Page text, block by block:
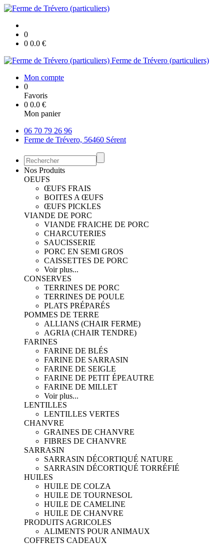
0
0 0.0 €
Ferme de Trévero (particuliers)
Mon compte
0
Favoris
0 0.0 €
Mon panier
06 70 79 26 96
Ferme de Trévero, 56460 Sérent
Nos Produits
OEUFS
ŒUFS FRAIS
BOITES A ŒUFS
ŒUFS PICKLES
VIANDE DE PORC
VIANDE FRAICHE DE PORC
CHARCUTERIES
SAUCISSERIE
PORC EN SEMI GROS
CAISSETTES DE PORC
Voir plus...
CONSERVES
TERRINES DE PORC
TERRINES DE POULE
PLATS PRÉPARÉS
POMMES DE TERRE
ALLIANS (CHAIR FERME)
AGRIA (CHAIR TENDRE)
FARINES
FARINE DE BLÉS
FARINE DE SARRASIN
FARINE DE SEIGLE
FARINE DE PETIT ÉPEAUTRE
FARINE DE MILLET
Voir plus...
LENTILLES
LENTILLES VERTES
CHANVRE
GRAINES DE CHANVRE
FIBRES DE CHANVRE
SARRASIN
SARRASIN DÉCORTIQUÉ NATURE
SARRASIN DÉCORTIQUÉ TORRÉFIÉ
HUILES
HUILE DE COLZA
HUILE DE TOURNESOL
HUILE DE CAMELINE
HUILE DE CHANVRE
PRODUITS AGRICOLES
ALIMENTS POUR ANIMAUX
COFFRETS CADEAUX